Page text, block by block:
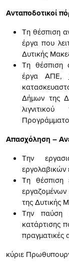
Ανταποδοτικοί
Τη θέσπιση
έργα που
Δυτικής
Τη θέσπιση
έργα ΑΠΕ,
Δήμων της
Απασχόληση –
Την
εργολαβικών
Τη θέσπιση
εργαζομένων
της Δυτικής
Την παύση
κατάρτισης
πραγματικές
κύριε